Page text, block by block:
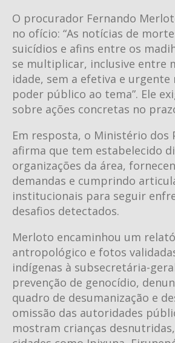
O procurador Fernando
no ofício: “As notícias de
suicídios e afins entre os
se multiplicar, inclusive entre
idade, sem a efetiva e urgente
poder público ao tema”. Ele
sobre ações concretas no
Em resposta, o Ministério dos
afirma que tem estabelecido
organizações da área,
demandas e cumprindo
institucionais para seguir
desafios detectados.
Merloto encaminhou um
antropológico e fotos
indígenas à subsecretária-
prevenção de genocídio,
quadro de desumanização e
omissão das autoridades
mostram crianças